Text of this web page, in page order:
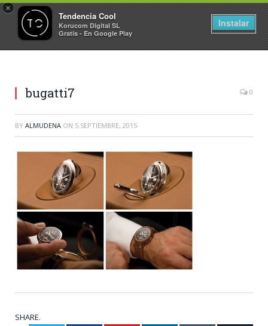
×
Tendencia Cool
Korucom Digital SL
Gratis - En Google Play
Instalar
bugatti7 0
BY ALMUDENA ON 5 SEPTIEMBRE, 2015
SHARE.